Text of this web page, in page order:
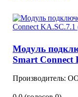
Модуль
Smart Connect
Производитель: